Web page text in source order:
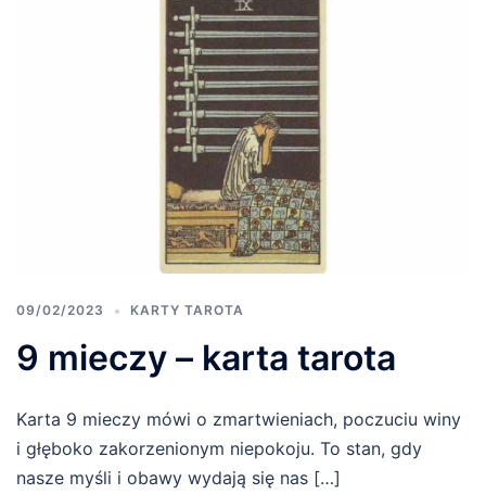
09/02/2023 KARTY TAROTA
9 mieczy – karta tarota
Karta 9 mieczy mówi o zmartwieniach, poczuciu winy
i głęboko zakorzenionym niepokoju. To stan, gdy
nasze myśli i obawy wydają się nas […]